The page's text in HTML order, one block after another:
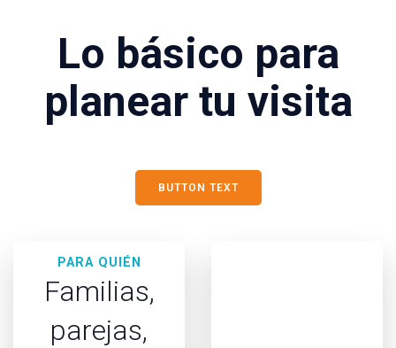
Lo básico para
planear tu visita
BUTTON TEXT
PARA QUIÉN
Familias,
parejas,